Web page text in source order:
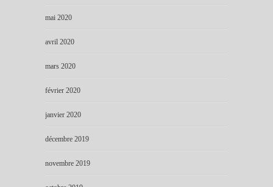
mai 2020
avril 2020
mars 2020
février 2020
janvier 2020
décembre 2019
novembre 2019